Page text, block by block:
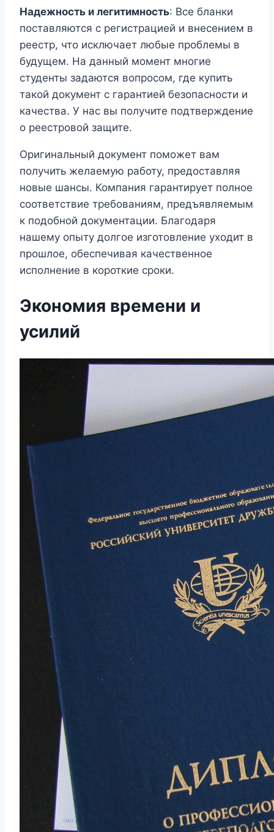
Надежность и легитимность: Все бланки
поставляются с регистрацией и внесением в
реестр, что исключает любые проблемы в
будущем. На данный момент многие
студенты задаются вопросом, где купить
такой документ с гарантией безопасности и
качества. У нас вы получите подтверждение
о реестровой защите.
Оригинальный документ поможет вам
получить желаемую работу, предоставляя
новые шансы. Компания гарантирует полное
соответствие требованиям, предъявляемым
к подобной документации. Благодаря
нашему опыту долгое изготовление уходит в
прошлое, обеспечивая качественное
исполнение в короткие сроки.
Экономия времени и
усилий